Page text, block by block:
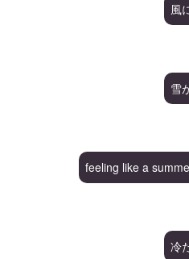
風
雪
feeling like a
冷